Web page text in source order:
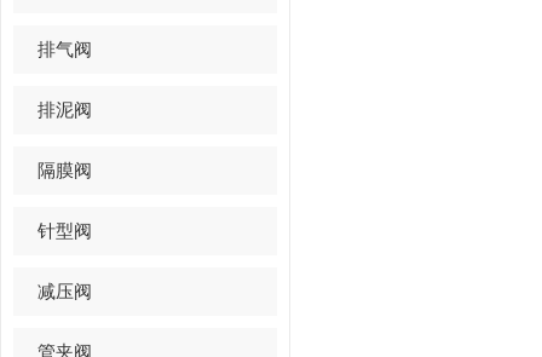
排气阀
排泥阀
隔膜阀
针型阀
减压阀
管夹阀